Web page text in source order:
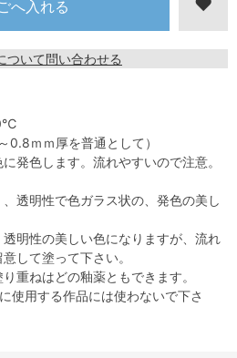
ついて問い合わせる
0.8ｍｍ厚を普通として）
発色します。流れやすいので注意。
透明性で色ガラス状の、発色の美し
明性の美しい色になりますが、流れ
して塗って下さい。
重ねはどの釉薬ともできます。
使用する作品には使わないで下さ